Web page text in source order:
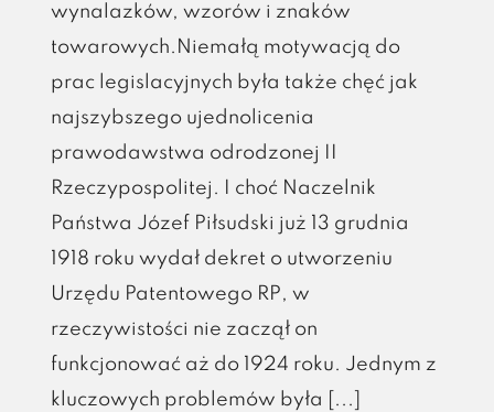
wynalazków, wzorów i znaków
towarowych.Niemałą motywacją do
prac legislacyjnych była także chęć jak
najszybszego ujednolicenia
prawodawstwa odrodzonej II
Rzeczypospolitej. I choć Naczelnik
Państwa Józef Piłsudski już 13 grudnia
1918 roku wydał dekret o utworzeniu
Urzędu Patentowego RP, w
rzeczywistości nie zaczął on
funkcjonować aż do 1924 roku. Jednym z
kluczowych problemów była [...]